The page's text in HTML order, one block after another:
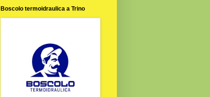
Boscolo termoidraulica a Trino